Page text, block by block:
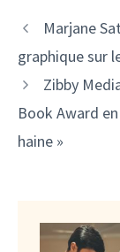
Marjane
graphique sur
Zibby
Book Award
haine »